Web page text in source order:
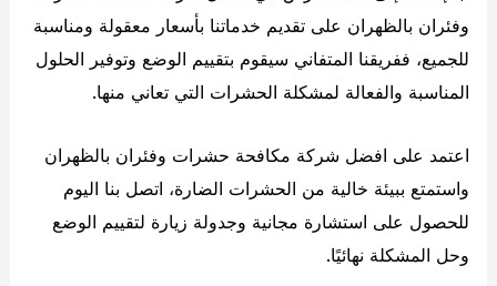
وفئران بالظهران على تقديم خدماتنا بأسعار معقولة ومناسبة
للجميع، ففريقنا المتفاني سيقوم بتقييم الوضع وتوفير الحلول
المناسبة والفعالة لمشكلة الحشرات التي تعاني منها.
اعتمد على افضل شركة مكافحة حشرات وفئران بالظهران
واستمتع ببيئة خالية من الحشرات الضارة، اتصل بنا اليوم
للحصول على استشارة مجانية وجدولة زيارة لتقييم الوضع
وحل المشكلة نهائيًا.